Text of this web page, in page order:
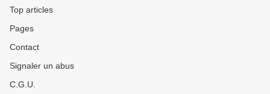
Top articles
Pages
Contact
Signaler un abus
C.G.U.